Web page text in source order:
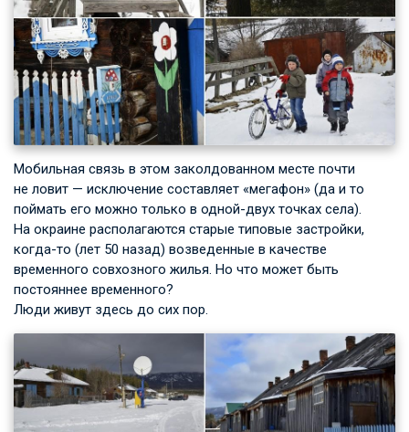
Мобильная связь в этом заколдованном месте почти
не ловит — исключение составляет «мегафон» (да и то
поймать его можно только в одной-двух точках села).
На окраине располагаются старые типовые застройки,
когда-то (лет 50 назад) возведенные в качестве
временного совхозного жилья. Но что может быть
постояннее временного?
Люди живут здесь до сих пор.